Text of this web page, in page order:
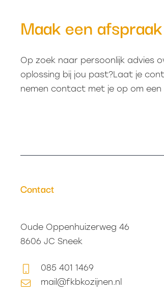
Maak een
Op zoek naar persoonlijk advies
oplossing bij jou past?Laat je
nemen contact met je op om
Contact
Oude Oppenhuizerweg 46
8606 JC Sneek
085 401 1469
mail@fkbkozijnen.nl